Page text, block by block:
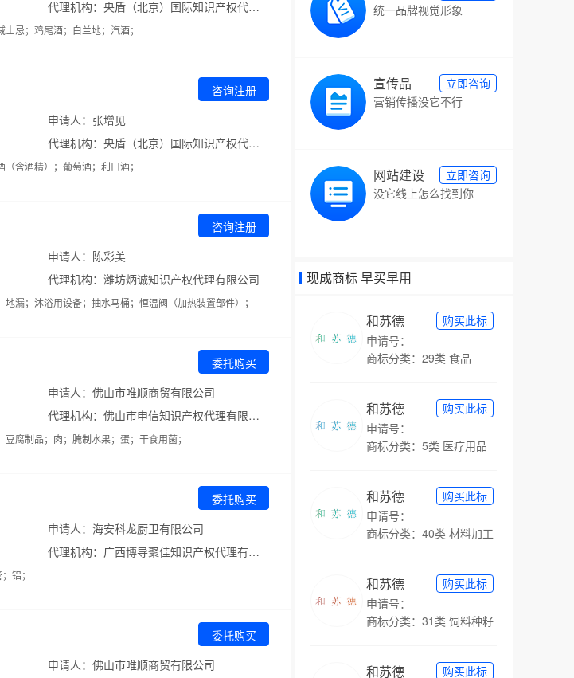
代理机构：央盾（北京）国际知识产权代理有限公司
忌；鸡尾酒；白兰地；汽酒；
咨询注册
申请人：张增见
代理机构：央盾（北京）国际知识产权代理有限公司
含酒精）；葡萄酒；利口酒；
咨询注册
申请人：陈彩美
代理机构：潍坊炳诚知识产权代理有限公司
漏；沐浴用设备；抽水马桶；恒温阀（加热装置部件）；
委托购买
申请人：佛山市唯顺商贸有限公司
代理机构：佛山市申信知识产权代理有限公司
腐制品；肉；腌制水果；蛋；干食用菌；
委托购买
申请人：海安科龙厨卫有限公司
代理机构：广西博导聚佳知识产权代理有限公司
铝；
委托购买
申请人：佛山市唯顺商贸有限公司
统一品牌视觉形象
宣传品
立即咨询
营销传播没它不行
网站建设
立即咨询
没它线上怎么找到你
现成商标 早买早用
和苏德
购买此标
申请号：
商标分类：29类 食品
和苏德
购买此标
申请号：
商标分类：5类 医疗用品
和苏德
购买此标
申请号：
商标分类：40类 材料加工
和苏德
购买此标
申请号：
商标分类：31类 饲料种籽
和苏德
购买此标